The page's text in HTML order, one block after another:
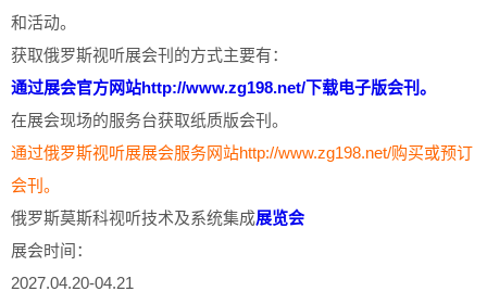
和活动。
获取俄罗斯视听展会刊的方式主要有：
通过展会官方网站http://www.zg198.net/下载电子版会刊。
在展会现场的服务台获取纸质版会刊。
通过俄罗斯视听展展会服务网站http://www.zg198.net/购买或预订
会刊。
俄罗斯莫斯科视听技术及系统集成展览会
展会时间：
2027.04.20-04.21